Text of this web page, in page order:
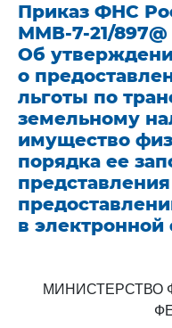
Приказ ФНС
ММВ-7-21/897@
Об
о
льготы по
земельному
имущество
порядка ее
в
МИНИСТЕРСТВО